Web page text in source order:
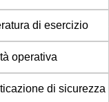
di esercizio
operativa
di sicurezza